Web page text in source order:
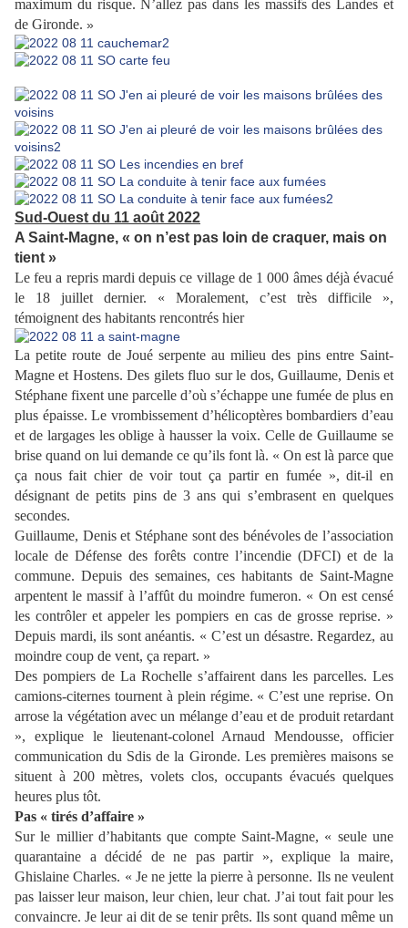
maximum du risque. N’allez pas dans les massifs des Landes et
de Gironde. »
Sud-Ouest du 11 août 2022
A Saint-Magne, « on n’est pas loin de craquer, mais on
tient »
Le feu a repris mardi depuis ce village de 1 000 âmes déjà évacué
le 18 juillet dernier. « Moralement, c’est très difficile »,
témoignent des habitants rencontrés hier
La petite route de Joué serpente au milieu des pins entre Saint-
Magne et Hostens. Des gilets fluo sur le dos, Guillaume, Denis et
Stéphane fixent une parcelle d’où s’échappe une fumée de plus en
plus épaisse. Le vrombissement d’hélicoptères bombardiers d’eau
et de largages les oblige à hausser la voix. Celle de Guillaume se
brise quand on lui demande ce qu’ils font là. « On est là parce que
ça nous fait chier de voir tout ça partir en fumée », dit-il en
désignant de petits pins de 3 ans qui s’embrasent en quelques
secondes.
Guillaume, Denis et Stéphane sont des bénévoles de l’association
locale de Défense des forêts contre l’incendie (DFCI) et de la
commune. Depuis des semaines, ces habitants de Saint-Magne
arpentent le massif à l’affût du moindre fumeron. « On est censé
les contrôler et appeler les pompiers en cas de grosse reprise. »
Depuis mardi, ils sont anéantis. « C’est un désastre. Regardez, au
moindre coup de vent, ça repart. »
Des pompiers de La Rochelle s’affairent dans les parcelles. Les
camions-citernes tournent à plein régime. « C’est une reprise. On
arrose la végétation avec un mélange d’eau et de produit retardant
», explique le lieutenant-colonel Arnaud Mendousse, officier
communication du Sdis de la Gironde. Les premières maisons se
situent à 200 mètres, volets clos, occupants évacués quelques
heures plus tôt.
Pas « tirés d’affaire »
Sur le millier d’habitants que compte Saint-Magne, « seule une
quarantaine a décidé de ne pas partir », explique la maire,
Ghislaine Charles. « Je ne jette la pierre à personne. Ils ne veulent
pas laisser leur maison, leur chien, leur chat. J’ai tout fait pour les
convaincre. Je leur ai dit de se tenir prêts. Ils sont quand même un